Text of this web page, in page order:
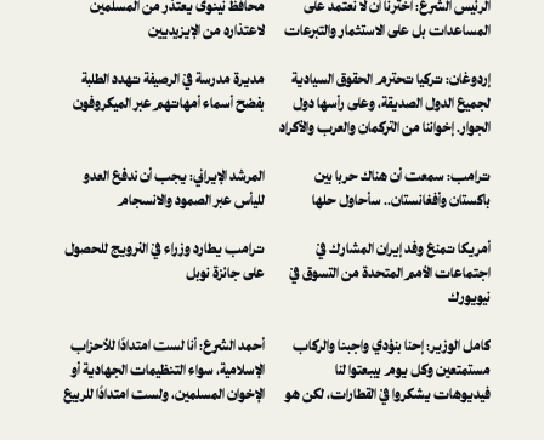
أن لا نعتمد على
الاستثمار والتبرعات
محافظ نينوى يعتذر من المسلمين
لاعتذاره من الإيزيديين
الحقوق السيادية
وعلى رأسها دول
التركمان والعرب والأكراد
مديرة مدرسة في الرصيفة تهدد الطلبة
بفضح أسماء أمهاتهم عبر الميكروفون
هناك حربا بين
سأحاول حلها
المرشد الإيراني: يجب أن ندفع العدو
لليأس عبر الصمود والانسجام
إيران المشارك في
المتحدة من التسوق في
ترامب يطارد وزراء في النرويج للحصول
على جائزة نوبل
بنؤدي واجبنا والركاب
بيبعتوا لنا
في القطارات، لكن هو
أحمد الشرع: أنا لست امتدادًا للأحزاب
الإسلامية، سواء التنظيمات الجهادية أو
الإخوان المسلمين، ولست امتدادًا للربيع